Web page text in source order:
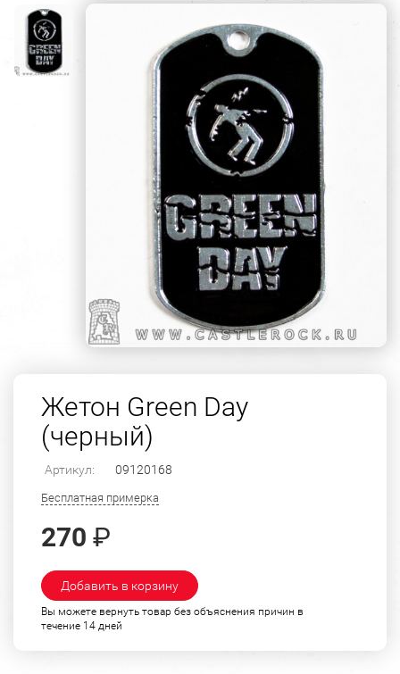
Жетон Green Day
(черный)
Артикул: 09120168
Бесплатная примерка
270 ₽
Добавить в корзину
Вы можете вернуть товар без объяснения причин в
течение 14 дней